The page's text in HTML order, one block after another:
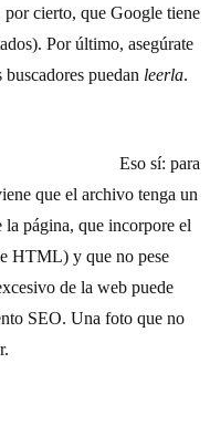
cierto, que Google tiene
Por último, asegúrate
puedan leerla.
Eso sí: para
que el archivo tenga un
página, que incorpore el
HTML) y que no pese
de la web puede
SEO. Una foto que no